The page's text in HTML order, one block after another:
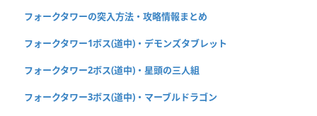
フォークタワーの突入方法・攻略情報まとめ
フォークタワー1ボス(道中)・デモンズタブレット
フォークタワー2ボス(道中)・星頭の三人組
フォークタワー3ボス(道中)・マーブルドラゴン